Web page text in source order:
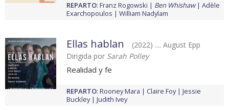
REPARTO: Franz Rogowski Ben Whishaw
Adèle
Exarchopoulos
William Nadylam
Ellas hablan
(2022) .... August Epp
Dirigida por Sarah Polley
Realidad y fe
REPARTO: Rooney Mara Claire Foy
Jessie
Buckley
Judith Ivey